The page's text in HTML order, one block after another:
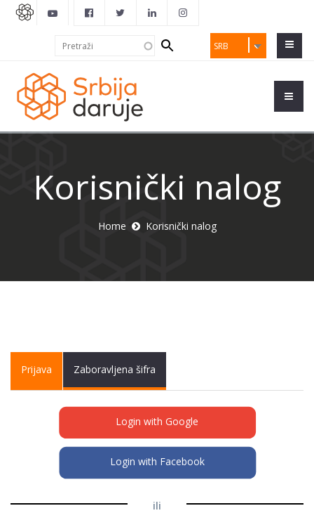
SRB
Search
form
Korisnički nalog
Home Korisnički nalog
Primary tabs
Prijava (activeZaboravljena šifra
Login with Google
Login with Facebook
ili